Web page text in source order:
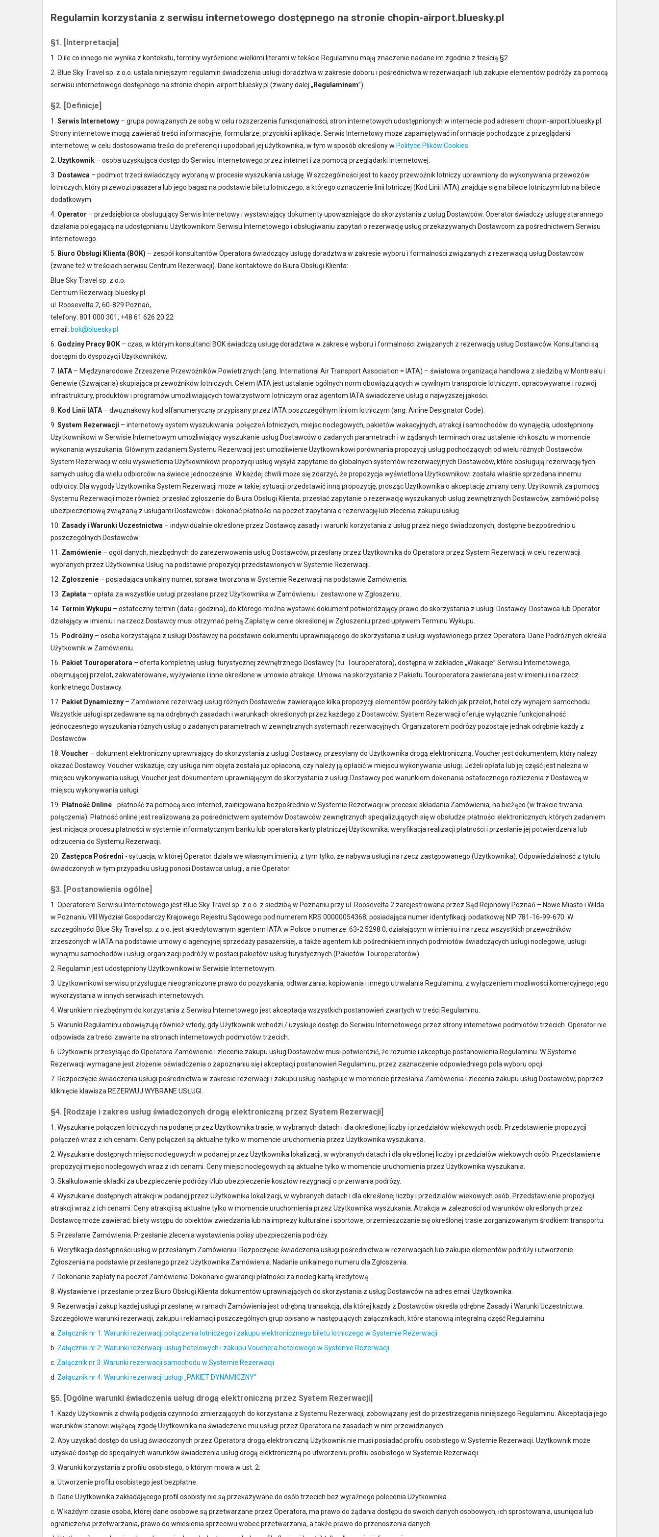
Regulamin korzystania z serwisu internetowego dostępnego na stronie chopin-airport.bluesky.pl
§1. [Interpretacja]
1. O ile co innego nie wynika z kontekstu, terminy wyróżnione wielkimi literami w tekście Regulaminu mają znaczenie nadane im zgodnie z treścią §2.
2. Blue Sky Travel sp. z o.o. ustala niniejszym regulamin świadczenia usługi doradztwa w zakresie doboru i pośrednictwa w rezerwacjach lub zakupie elementów podróży za pomocą
serwisu internetowego dostępnego na stronie chopin-airport.bluesky.pl (zwany dalej „ Regulaminem”).
§2. [Definicje]
1. Serwis Internetowy – grupa powiązanych ze sobą w celu rozszerzenia funkcjonalności, stron internetowych udostępnionych w internecie pod adresem chopin-airport.bluesky.pl.
Strony internetowe mogą zawierać treści informacyjne, formularze, przyciski i aplikacje. Serwis Internetowy może zapamiętywać informacje pochodzące z przeglądarki
internetowej w celu dostosowania treści do preferencji i upodobań jej użytkownika, w tym w sposób określony w Polityce Plików Cookies.
2. Użytkownik – osoba uzyskująca dostęp do Serwisu Internetowego przez internet i za pomocą przeglądarki internetowej.
3. Dostawca – podmiot trzeci świadczący wybraną w procesie wyszukania usługę. W szczególności jest to każdy przewoźnik lotniczy uprawniony do wykonywania przewozów
lotniczych, który przewozi pasażera lub jego bagaż na podstawie biletu lotniczego, a którego oznaczenie linii lotniczej (Kod Linii IATA) znajduje się na bilecie lotniczym lub na bilecie
dodatkowym.
4. Operator – przedsiębiorca obsługujący Serwis Internetowy i wystawiający dokumenty upoważniające do skorzystania z usług Dostawców. Operator świadczy usługę starannego
działania polegającą na udostępnianiu Użytkownikom Serwisu Internetowego i obsługiwaniu zapytań o rezerwację usług przekazywanych Dostawcom za pośrednictwem Serwisu
Internetowego.
5. Biuro Obsługi Klienta (BOK) – zespół konsultantów Operatora świadczący usługę doradztwa w zakresie wyboru i formalności związanych z rezerwacją usług Dostawców
(zwane też w treściach serwisu Centrum Rezerwacji). Dane kontaktowe do Biura Obsługi Klienta:
Blue Sky Travel sp. z o.o.
Centrum Rezerwacji bluesky.pl
ul. Roosevelta 2, 60-829 Poznań,
telefony: 801 000 301, +48 61 626 20 22
email: bok@bluesky.pl
6. Godziny Pracy BOK – czas, w którym konsultanci BOK świadczą usługę doradztwa w zakresie wyboru i formalności związanych z rezerwacją usług Dostawców. Konsultanci są
dostępni do dyspozycji Użytkowników.
7. IATA– Międzynarodowe Zrzeszenie Przewoźników Powietrznych (ang. International Air Transport Association = IATA) – światowa organizacja handlowa z siedzibą w Montrealu i
Genewie (Szwajcaria) skupiająca przewoźników lotniczych. Celem IATA jest ustalanie ogólnych norm obowiązujących w cywilnym transporcie lotniczym, opracowywanie i rozwój
infrastruktury, produktów i programów umożliwiających towarzystwom lotniczym oraz agentom IATA świadczenie usług o najwyższej jakości.
8. Kod Linii IATA– dwuznakowy kod alfanumeryczny przypisany przez IATA poszczególnym liniom lotniczym (ang. Airline Designator Code).
9. System Rezerwacji – internetowy system wyszukiwania: połączeń lotniczych, miejsc noclegowych, pakietów wakacyjnych, atrakcji i samochodów do wynajęcia; udostępniony
Użytkownikowi w Serwisie Internetowym umożliwiający wyszukanie usług Dostawców o zadanych parametrach i w żądanych terminach oraz ustalenie ich kosztu w momencie
wykonania wyszukania. Głównym zadaniem Systemu Rezerwacji jest umożliwienie Użytkownikowi porównania propozycji usług pochodzących od wielu różnych Dostawców.
System Rezerwacji w celu wyświetlenia Użytkownikowi propozycji usług wysyła zapytanie do globalnych systemów rezerwacyjnych Dostawców, które obsługują rezerwację tych
samych usług dla wielu odbiorców na świecie jednocześnie. W każdej chwili może się zdarzyć, że propozycja wyświetlona Użytkownikowi została właśnie sprzedana innemu
odbiorcy. Dla wygody Użytkownika System Rezerwacji może w takiej sytuacji przedstawić inną propozycję, prosząc Użytkownika o akceptację zmiany ceny. Użytkownik za pomocą
Systemu Rezerwacji może również: przesłać zgłoszenie do Biura Obsługi Klienta, przesłać zapytanie o rezerwację wyszukanych usług zewnętrznych Dostawców, zamówić polisę
ubezpieczeniową związaną z usługami Dostawców i dokonać płatności na poczet zapytania o rezerwację lub zlecenia zakupu usług.
10. Zasady i Warunki Uczestnictwa – indywidualnie określone przez Dostawcę zasady i warunki korzystania z usług przez niego świadczonych, dostępne bezpośrednio u
poszczególnych Dostawców.
11. Zamówienie – ogół danych, niezbędnych do zarezerwowania usług Dostawców, przesłany przez Użytkownika do Operatora przez System Rezerwacji w celu rezerwacji
wybranych przez Użytkownika Usług na podstawie propozycji przedstawionych w Systemie Rezerwacji.
12. Zgłoszenie – posiadająca unikalny numer, sprawa tworzona w Systemie Rezerwacji na podstawie Zamówienia.
13. Zapłata – opłata za wszystkie usługi przesłane przez Użytkownika w Zamówieniu i zestawione w Zgłoszeniu.
14. Termin Wykupu – ostateczny termin (data i godzina), do którego można wystawić dokument potwierdzający prawo do skorzystania z usługi Dostawcy. Dostawca lub Operator
działający w imieniu i na rzecz Dostawcy musi otrzymać pełną Zapłatę w cenie określonej w Zgłoszeniu przed upływem Terminu Wykupu.
15. Podróżny – osoba korzystająca z usługi Dostawcy na podstawie dokumentu uprawniającego do skorzystania z usługi wystawionego przez Operatora. Dane Podróżnych określa
Użytkownik w Zamówieniu.
16. Pakiet Touroperatora – oferta kompletnej usługi turystycznej zewnętrznego Dostawcy (tu: Touroperatora), dostępna w zakładce „Wakacje” Serwisu Internetowego,
obejmującej przelot, zakwaterowanie, wyżywienie i inne określone w umowie atrakcje. Umowa na skorzystanie z Pakietu Touroperatora zawierana jest w imieniu i na rzecz
konkretnego Dostawcy.
17. Pakiet Dynamiczny – Zamówienie rezerwacji usług różnych Dostawców zawierające kilka propozycji elementów podróży takich jak przelot, hotel czy wynajem samochodu.
Wszystkie usługi sprzedawane są na odrębnych zasadach i warunkach określonych przez każdego z Dostawców. System Rezerwacji oferuje wyłącznie funkcjonalność
jednoczesnego wyszukania różnych usług o zadanych parametrach w zewnętrznych systemach rezerwacyjnych. Organizatorem podróży pozostaje jednak odrębnie każdy z
Dostawców.
18. Voucher – dokument elektroniczny uprawniający do skorzystania z usługi Dostawcy, przesyłany do Użytkownika drogą elektroniczną. Voucher jest dokumentem, który należy
okazać Dostawcy. Voucher wskazuje, czy usługa nim objęta została już opłacona, czy należy ją opłacić w miejscu wykonywania usługi. Jeżeli opłata lub jej część jest należna w
miejscu wykonywania usługi, Voucher jest dokumentem uprawniającym do skorzystania z usługi Dostawcy pod warunkiem dokonania ostatecznego rozliczenia z Dostawcą w
miejscu wykonywania usługi.
19. Płatność Online - płatność za pomocą sieci internet, zainicjowana bezpośrednio w Systemie Rezerwacji w procesie składania Zamówienia, na bieżąco (w trakcie trwania
połączenia). Płatność online jest realizowana za pośrednictwem systemów Dostawców zewnętrznych specjalizujących się w obsłudze płatności elektronicznych, których zadaniem
jest inicjacja procesu płatności w systemie informatycznym banku lub operatora karty płatniczej Użytkownika, weryfikacja realizacji płatności i przesłanie jej potwierdzenia lub
odrzucenia do Systemu Rezerwacji.
20. Zastępca Pośredni - sytuacja, w której Operator działa we własnym imieniu, z tym tylko, że nabywa usługi na rzecz zastępowanego (Użytkownika). Odpowiedzialność z tytułu
świadczonych w tym przypadku usług ponosi Dostawca usługi, a nie Operator.
§3. [Postanowienia ogólne]
1. Operatorem Serwisu Internetowego jest Blue Sky Travel sp. z o.o. z siedzibą w Poznaniu przy ul. Roosevelta 2 zarejestrowana przez Sąd Rejonowy Poznań – Nowe Miasto i Wilda
w Poznaniu VIII Wydział Gospodarczy Krajowego Rejestru Sądowego pod numerem KRS 00000054368, posiadająca numer identyfikacji podatkowej NIP 781-16-99-670. W
szczególności Blue Sky Travel sp. z o.o. jest akredytowanym agentem IATA w Polsce o numerze: 63-2 5298 0, działającym w imieniu i na rzecz wszystkich przewoźników
zrzeszonych w IATA na podstawie umowy o agencyjnej sprzedaży pasażerskiej, a także agentem lub pośrednikiem innych podmiotów świadczących usługi noclegowe, usługi
wynajmu samochodów i usługi organizacji podróży w postaci pakietów usług turystycznych (Pakietów Touroperatorów).
2. Regulamin jest udostępniony Użytkownikowi w Serwisie Internetowym.
3. Użytkownikowi serwisu przysługuje nieograniczone prawo do pozyskania, odtwarzania, kopiowania i innego utrwalania Regulaminu, z wyłączeniem możliwości komercyjnego jego
wykorzystania w innych serwisach internetowych.
4. Warunkiem niezbędnym do korzystania z Serwisu Internetowego jest akceptacja wszystkich postanowień zwartych w treści Regulaminu.
5. Warunki Regulaminu obowiązują również wtedy, gdy Użytkownik wchodzi / uzyskuje dostęp do Serwisu Internetowego przez strony internetowe podmiotów trzecich. Operator nie
odpowiada za treści zawarte na stronach internetowych podmiotów trzecich.
6. Użytkownik przesyłając do Operatora Zamówienie i zlecenie zakupu usług Dostawców musi potwierdzić, że rozumie i akceptuje postanowienia Regulaminu. W Systemie
Rezerwacji wymagane jest złożenie oświadczenia o zapoznaniu się i akceptacji postanowień Regulaminu, przez zaznaczenie odpowiedniego pola wyboru opcji.
7. Rozpoczęcie świadczenia usługi pośrednictwa w zakresie rezerwacji i zakupu usług następuje w momencie przesłania Zamówienia i zlecenia zakupu usług Dostawców, poprzez
kliknięcie klawisza REZERWUJ WYBRANE USŁUGI.
§4. [Rodzaje i zakres usług świadczonych drogą elektroniczną przez System Rezerwacji]
1. Wyszukanie połączeń lotniczych na podanej przez Użytkownika trasie, w wybranych datach i dla określonej liczby i przedziałów wiekowych osób. Przedstawienie propozycji
połączeń wraz z ich cenami. Ceny połączeń są aktualne tylko w momencie uruchomienia przez Użytkownika wyszukania.
2. Wyszukanie dostępnych miejsc noclegowych w podanej przez Użytkownika lokalizacji, w wybranych datach i dla określonej liczby i przedziałów wiekowych osób. Przedstawienie
propozycji miejsc noclegowych wraz z ich cenami. Ceny miejsc noclegowych są aktualne tylko w momencie uruchomienia przez Użytkownika wyszukania.
3. Skalkulowanie składki za ubezpieczenie podróży i/lub ubezpieczenie kosztów rezygnacji o przerwania podróży.
4. Wyszukanie dostępnych atrakcji w podanej przez Użytkownika lokalizacji, w wybranych datach i dla określonej liczby i przedziałów wiekowych osób. Przedstawienie propozycji
atrakcji wraz z ich cenami. Ceny atrakcji są aktualne tylko w momencie uruchomienia przez Użytkownika wyszukania. Atrakcja w zależności od warunków określonych przez
Dostawcę może zawierać: bilety wstępu do obiektów zwiedzania lub na imprezy kulturalne i sportowe, przemieszczanie się określonej trasie zorganizowanym środkiem transportu.
5. Przesłanie Zamówienia. Przesłanie zlecenia wystawienia polisy ubezpieczenia podróży.
6. Weryfikacja dostępności usług w przesłanym Zamówieniu. Rozpoczęcie świadczenia usługi pośrednictwa w rezerwacjach lub zakupie elementów podróży i utworzenie
Zgłoszenia na podstawie przesłanego przez Użytkownika Zamówienia. Nadanie unikalnego numeru dla Zgłoszenia.
7. Dokonanie zapłaty na poczet Zamówienia. Dokonanie gwarancji płatności za nocleg kartą kredytową.
8. Wystawienie i przesłanie przez Biuro Obsługi Klienta dokumentów uprawniających do skorzystania z usług Dostawców na adres email Użytkownika.
9. Rezerwacja i zakup każdej usługi przesłanej w ramach Zamówienia jest odrębną transakcją, dla której każdy z Dostawców określa odrębne Zasady i Warunki Uczestnictwa.
Szczegółowe warunki rezerwacji, zakupu i reklamacji poszczególnych grup opisano w następujących załącznikach, które stanowią integralną część Regulaminu:
a. Załącznik nr 1: Warunki rezerwacji połączenia lotniczego i zakupu elektronicznego biletu lotniczego w Systemie Rezerwacji
b. Załącznik nr 2: Warunki rezerwacji usług hotelowych i zakupu Vouchera hotelowego w Systemie Rezerwacji
c. Załącznik nr 3: Warunki rezerwacji samochodu w Systemie Rezerwacji
d. Załącznik nr 4: Warunki rezerwacji usługi „PAKIET DYNAMICZNY”
§5. [Ogólne warunki świadczenia usług drogą elektroniczną przez System Rezerwacji]
1. Każdy Użytkownik z chwilą podjęcia czynności zmierzających do korzystania z Systemu Rezerwacji, zobowiązany jest do przestrzegania niniejszego Regulaminu. Akceptacja jego
warunków stanowi wiążącą zgodę Użytkownika na świadczenie mu usługi przez Operatora na zasadach w nim przewidzianych.
2. Aby uzyskać dostęp do usług świadczonych przez Operatora drogą elektroniczną Użytkownik nie musi posiadać profilu osobistego w Systemie Rezerwacji. Użytkownik może
uzyskać dostęp do specjalnych warunków świadczenia usług drogą elektroniczną po utworzeniu profilu osobistego w Systemie Rezerwacji.
3. Warunki korzystania z profilu osobistego, o którym mowa w ust. 2:
a. Utworzenie profilu osobistego jest bezpłatne.
b. Dane Użytkownika zakładającego profil osobisty nie są przekazywane do osób trzecich bez wyraźnego polecenia Użytkownika.
c. W każdym czasie osoba, której dane osobowe są przetwarzane przez Operatora, ma prawo do żądania dostępu do swoich danych osobowych, ich sprostowania, usunięcia lub
ograniczenia przetwarzania, prawo do wniesienia sprzeciwu wobec przetwarzania, a także prawo do przenoszenia danych.